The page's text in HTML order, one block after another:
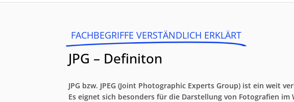
FACHBEGRIFFE VERSTÄNDLICH ERKLÄRT
JPG – Definiton
JPG bzw. JPEG (Joint Photographic Experts Group) ist ein
Es eignet sich besonders für die Darstellung von Fotografien